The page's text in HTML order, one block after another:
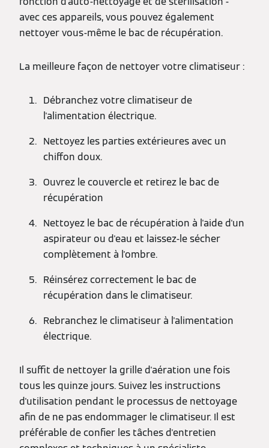
avec ces appareils, vous pouvez également
nettoyer vous-même le bac de récupération.
La meilleure façon de nettoyer votre climatiseur :
Débranchez votre climatiseur de
l'alimentation électrique.
Nettoyez les parties extérieures avec un
chiffon doux.
Ouvrez le couvercle et retirez le bac de
récupération
Nettoyez le bac de récupération à l'aide d'un
aspirateur ou d'eau et laissez-le sécher
complètement à l'ombre.
Réinsérez correctement le bac de
récupération dans le climatiseur.
Rebranchez le climatiseur à l'alimentation
électrique.
Il suffit de nettoyer la grille d'aération une fois
tous les quinze jours. Suivez les instructions
d'utilisation pendant le processus de nettoyage
afin de ne pas endommager le climatiseur. Il est
préférable de confier les tâches d'entretien